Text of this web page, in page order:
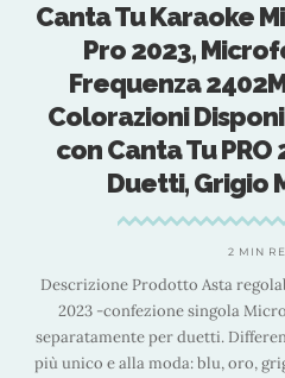
Canta Tu Karaoke
Pro 2023,
Frequenza
Colorazioni
con Canta Tu
Duetti, Grigio
2 MIN
Descrizione Prodotto Asta
2023 -confezione singola
separatamente per duetti.
più unico e alla moda: blu, oro,